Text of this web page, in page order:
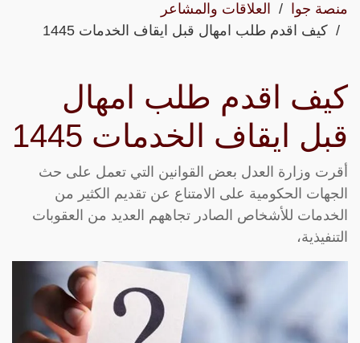
منصة جوا
العلاقات والمشاعر
كيف اقدم طلب امهال قبل ايقاف الخدمات 1445
كيف اقدم طلب امهال
قبل ايقاف الخدمات 1445
أقرت وزارة العدل بعض القوانين التي تعمل على حث
الجهات الحكومية على الامتناع عن تقديم الكثير من
الخدمات للأشخاص الصادر تجاههم العديد من العقوبات
التنفيذية،